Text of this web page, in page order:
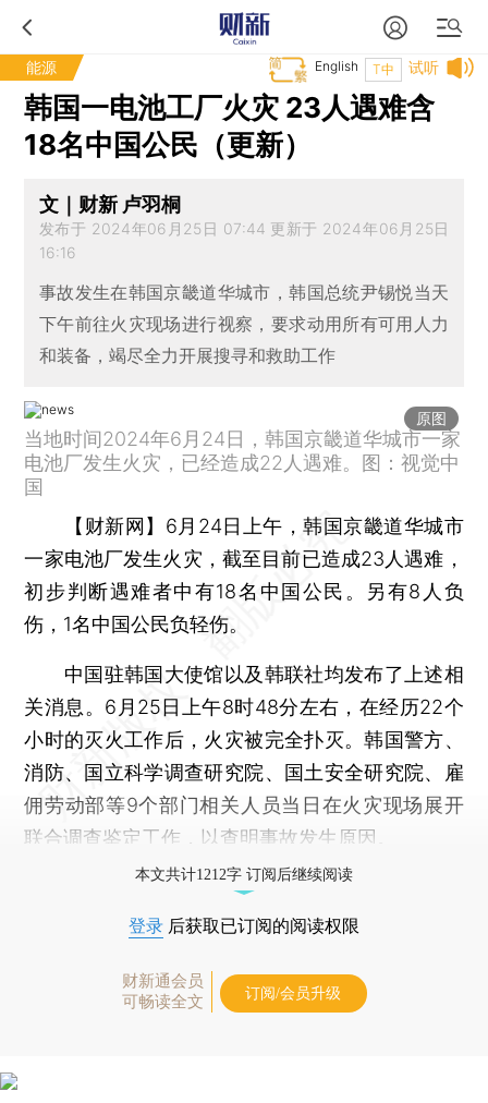
能源 试听
T中
English
韩国一电池工厂火灾 23人遇难含
18名中国公民（更新）
文｜财新 卢羽桐
发布于 2024年06月25日 07:44 更新于 2024年06月25日
16:16
事故发生在韩国京畿道华城市，韩国总统尹锡悦当天
下午前往火灾现场进行视察，要求动用所有可用人力
和装备，竭尽全力开展搜寻和救助工作
原图
当地时间2024年6月24日，韩国京畿道华城市一家
电池厂发生火灾，已经造成22人遇难。图：视觉中
国
【财新网】 6月24日上午，韩国京畿道华城市
一家电池厂发生火灾，截至目前已造成23人遇难，
初步判断遇难者中有18名中国公民。另有8人负
伤，1名中国公民负轻伤。
中国驻韩国大使馆以及韩联社均发布了上述相
关消息。6月25日上午8时48分左右，在经历22个
小时的灭火工作后，火灾被完全扑灭。韩国警方、
消防、国立科学调查研究院、国土安全研究院、雇
佣劳动部等9个部门相关人员当日在火灾现场展开
联合调查鉴定工作，以查明事故发生原因。
本文共计1212字 订阅后继续阅读
登录 后获取已订阅的阅读权限
财新通会员
可畅读全文
订阅/会员升级